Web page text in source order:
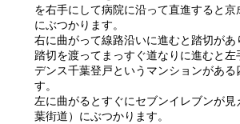
を右手にして病院に沿って直進すると京
にぶつかります。
右に曲がって線路沿いに進むと踏切があ
踏切を渡ってまっすぐ道なりに進むと左
デンス千葉登戸というマンションがある
す。
左に曲がるとすぐにセブンイレブンが見
葉街道）にぶつかります。